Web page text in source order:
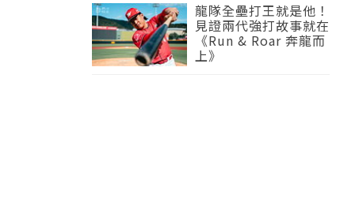
龍隊全壘打王就是他！
見證兩代強打故事就在
《Run & Roar 奔龍而
上》